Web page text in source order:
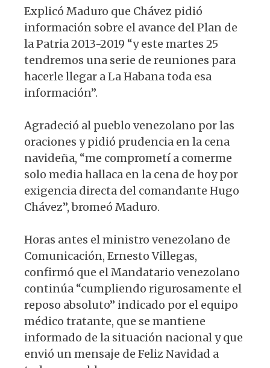
Explicó Maduro que Chávez pidió
información sobre el avance del Plan de
la Patria 2013-2019 “y este martes 25
tendremos una serie de reuniones para
hacerle llegar a La Habana toda esa
información”.
Agradeció al pueblo venezolano por las
oraciones y pidió prudencia en la cena
navideña, “me comprometí a comerme
solo media hallaca en la cena de hoy por
exigencia directa del comandante Hugo
Chávez”, bromeó Maduro.
Horas antes el ministro venezolano de
Comunicación, Ernesto Villegas,
confirmó que el Mandatario venezolano
continúa “cumpliendo rigurosamente el
reposo absoluto” indicado por el equipo
médico tratante, que se mantiene
informado de la situación nacional y que
envió un mensaje de Feliz Navidad a